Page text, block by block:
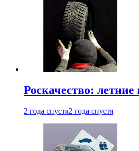
Роскачество:
2 года спустя2 года спустя